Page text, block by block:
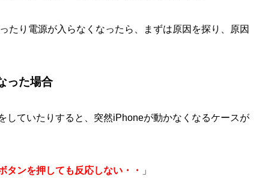
たり電源が入らなくなったら、まずは原因を探り、原因
った場合
していたりすると、突然iPhoneが動かなくなるケースが
タンを押しても反応しない・・ 」